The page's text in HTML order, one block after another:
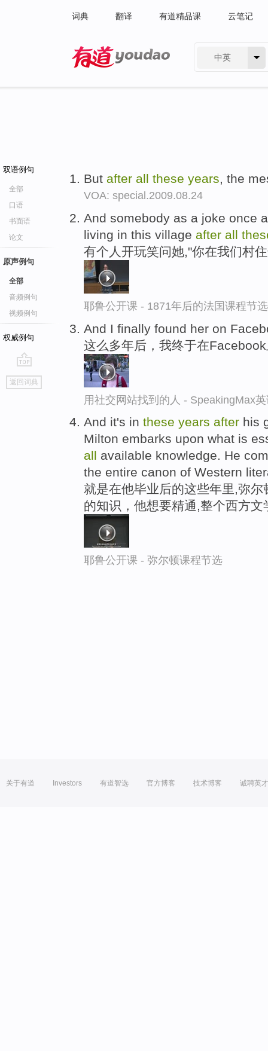
词典 翻译 有道精品课 云笔记
中英
双语例句
全部
口语
书面语
论文
原声例句
全部
音频例句
视频例句
权威例句
go
top
返回词典
But after all these years, the
VOA: special.2009.08.24
And somebody as a joke once
living in this village after all
有个人开玩笑问她,"你在我们村
耶鲁公开课 - 1871年后的法国课程节选
And I finally found her on
这么多年后，我终于在
用社交网站找到的人 - SpeakingMax
And it's in these years after his
Milton embarks upon what is
all available knowledge. He
the entire canon of Western
就是在他毕业后的这些年里,弥
的知识，他想要精通,整个西方文
耶鲁公开课 - 弥尔顿课程节选
关于有道 Investors 有道智选 官方博客 技术博客 诚聘英才